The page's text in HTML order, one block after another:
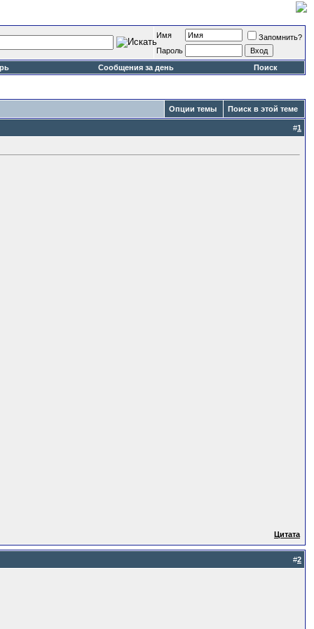
Имя
Запомнить?
Пароль
Сообщения за день Поиск
Опции темы Поиск в этой теме
#1
Цитата
#2